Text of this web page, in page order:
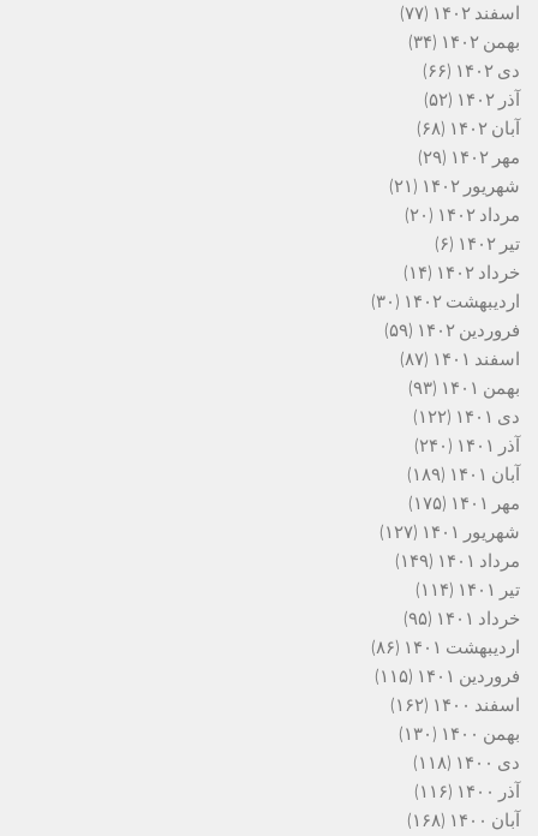
اسفند ۱۴۰۲
(۷۷)
بهمن ۱۴۰۲
(۳۴)
دی ۱۴۰۲
(۶۶)
آذر ۱۴۰۲
(۵۲)
آبان ۱۴۰۲
(۶۸)
مهر ۱۴۰۲
(۲۹)
شهریور ۱۴۰۲
(۲۱)
مرداد ۱۴۰۲
(۲۰)
تیر ۱۴۰۲
(۶)
خرداد ۱۴۰۲
(۱۴)
اردیبهشت ۱۴۰۲
(۳۰)
فروردین ۱۴۰۲
(۵۹)
اسفند ۱۴۰۱
(۸۷)
بهمن ۱۴۰۱
(۹۳)
دی ۱۴۰۱
(۱۲۲)
آذر ۱۴۰۱
(۲۴۰)
آبان ۱۴۰۱
(۱۸۹)
مهر ۱۴۰۱
(۱۷۵)
شهریور ۱۴۰۱
(۱۲۷)
مرداد ۱۴۰۱
(۱۴۹)
تیر ۱۴۰۱
(۱۱۴)
خرداد ۱۴۰۱
(۹۵)
اردیبهشت ۱۴۰۱
(۸۶)
فروردین ۱۴۰۱
(۱۱۵)
اسفند ۱۴۰۰
(۱۶۲)
بهمن ۱۴۰۰
(۱۳۰)
دی ۱۴۰۰
(۱۱۸)
آذر ۱۴۰۰
(۱۱۶)
آبان ۱۴۰۰
(۱۶۸)